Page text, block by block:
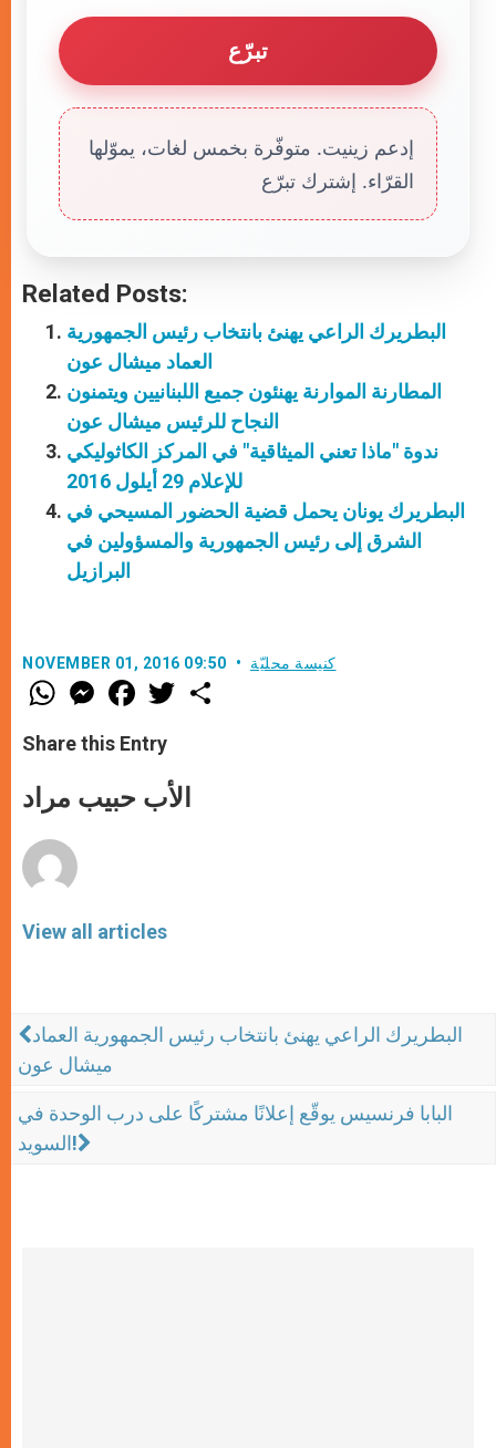
تبرّع
إدعم زينيت. متوفّرة بخمس لغات، يموّلها
القرّاء. إشترك تبرّع
Related Posts:
البطريرك الراعي يهنئ بانتخاب رئيس الجمهورية
العماد ميشال عون
المطارنة الموارنة يهنئون جميع اللبنانيين ويتمنون
النجاح للرئيس ميشال عون
ندوة "ماذا تعني الميثاقية" في المركز الكاثوليكي
للإعلام 29 أيلول 2016
البطريرك يونان يحمل قضية الحضور المسيحي في
الشرق إلى رئيس الجمهورية والمسؤولين في
البرازيل
NOVEMBER 01, 2016 09:50 كنيسة محليّة
W
h
t
s
p
M
e
s
e
e
F
a
e
b
k
w
r
Share this Entry
الأب حبيب مراد
View all articles
البطريرك الراعي يهنئ بانتخاب رئيس الجمهورية العماد
ميشال عون
البابا فرنسيس يوقّع إعلانًا مشتركًا على درب الوحدة في
السويد!